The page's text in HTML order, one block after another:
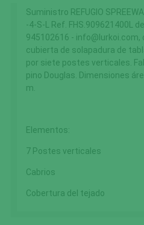
Suministro REFUGIO
-4-S-L Ref. FHS.909621400L
945102616 -
cubierta de solapadura de
por siete postes verticales.
pino Douglas. Dimensiones
m.
Elementos:
7 Postes verticales
Cabrios
Cobertura del tejado